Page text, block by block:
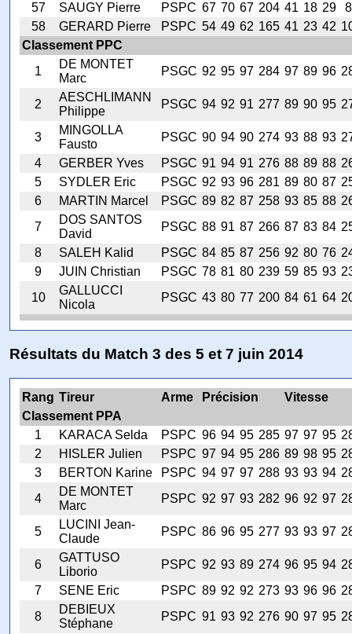
57
SAUGY Pierre PSPC 67 70 67 204 41 18 29
58
GERARD Pierre PSPC 54 49 62 165 41 23 42
Classement PPC
1
DE MONTET
Marc
PSGC 92 95 97 284 97 89 96
2
AESCHLIMANN
Philippe
PSGC 94 92 91 277 89 90 95
3
MINGOLLA
Fausto
PSGC 90 94 90 274 93 88 93
4
GERBER Yves PSGC 91 94 91 276 88 89 88
5
SYDLER Eric PSGC 92 93 96 281 89 80 87
6
MARTIN Marcel PSGC 89 82 87 258 93 85 88
7
DOS SANTOS
David
PSGC 88 91 87 266 87 83 84
8
SALEH Kalid PSGC 84 85 87 256 92 80 76
9
JUIN Christian PSGC 78 81 80 239 59 85 93
10
GALLUCCI
Nicola
PSGC 43 80 77 200 84 61 64
Résultats du Match 3 des 5 et 7 juin 2014
Rang Tireur Arme Précision
Vitesse
Classement PPA
1
KARACA Selda PSPC 96 94 95 285 97 97 95
2
HISLER Julien PSPC 97 94 95 286 89 98 95
3
BERTON Karine PSPC 94 97 97 288 93 93 94
4
DE MONTET
Marc
PSPC 92 97 93 282 96 92 97
5
LUCINI Jean-
Claude
PSPC 86 96 95 277 93 93 97
6
GATTUSO
Liborio
PSPC 92 93 89 274 96 95 94
7
SENE Eric PSPC 89 92 92 273 93 96 96
8
DEBIEUX
Stéphane
PSPC 91 93 92 276 90 97 95